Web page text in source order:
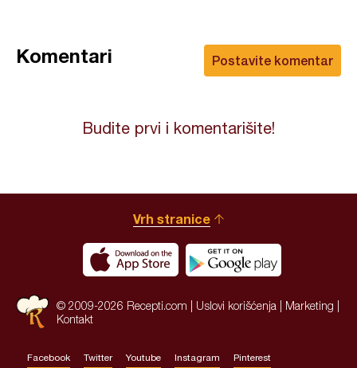
Postavite komentar
Komentari
Budite prvi i komentarišite!
Vrh stranice
© 2009-2026 Recepti.com | Uslovi korišćenja Marketing
Kontakt
Facebook Twitter Youtube Instagram Pinterest